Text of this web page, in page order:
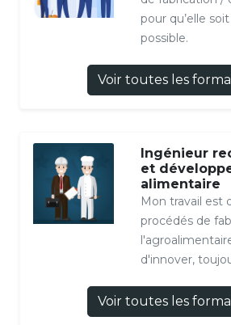
pour qu’elle
possible.
Voir toutes les
Ingénieur
et
alimentaire
Mon travail est
procédés de
d'innover,
Voir toutes les